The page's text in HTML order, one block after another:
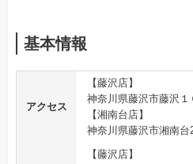
基本情報
アクセス
【藤沢店】
神奈川県藤沢市藤沢
【湘南台店】
神奈川県藤沢市湘南
【藤沢店】